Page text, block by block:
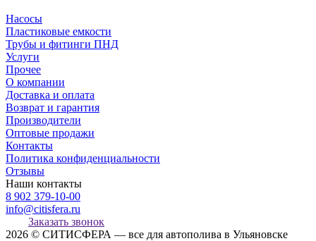
Насосы
Пластиковые емкости
Трубы и фитинги ПНД
Услуги
Прочее
О компании
Доставка и оплата
Возврат и гарантия
Производители
Оптовые продажи
Контакты
Политика конфиденциальности
Отзывы
Наши контакты
8 902 379-10-00
info@citisfera.ru
Заказать звонок
2026 © СИТИСФЕРА — все для автополива в Ульяновске